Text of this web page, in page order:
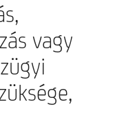
vagy